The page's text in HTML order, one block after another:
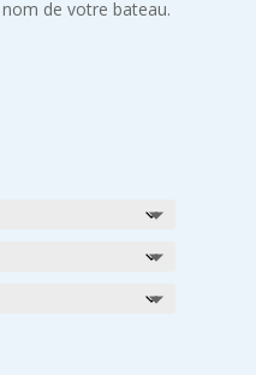
de votre bateau.